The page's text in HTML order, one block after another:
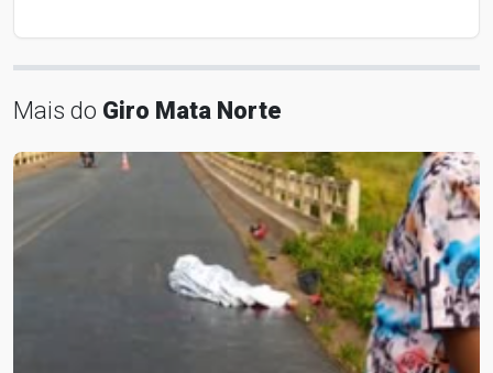
Mais do Giro Mata Norte